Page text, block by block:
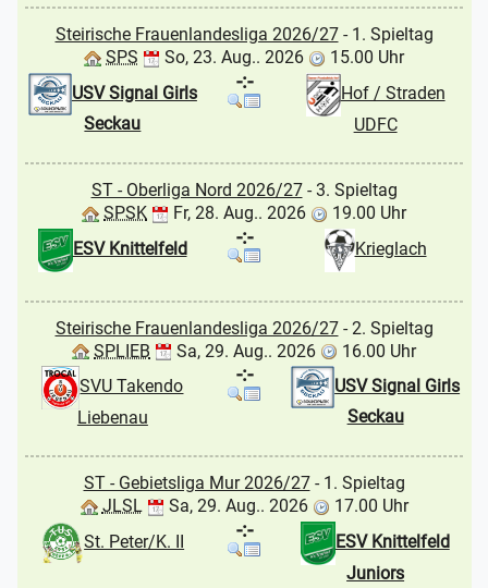
Steirische Frauenlandesliga 2026/27- 1. Spieltag
SPS
So, 23. Aug.. 2026
15.00 Uhr
USV Signal Girls
Seckau
Hof / Straden
UDFC
-:-
ST - Oberliga Nord 2026/27- 3. Spieltag
SPSK
Fr, 28. Aug.. 2026
19.00 Uhr
ESV Knittelfeld
Krieglach
-:-
Steirische Frauenlandesliga 2026/27- 2. Spieltag
SPLIEB
Sa, 29. Aug.. 2026
16.00 Uhr
SVU Takendo
Liebenau
USV Signal Girls
Seckau
-:-
ST - Gebietsliga Mur 2026/27- 1. Spieltag
JLSL
Sa, 29. Aug.. 2026
17.00 Uhr
St. Peter/K. II
ESV Knittelfeld
Juniors
-:-